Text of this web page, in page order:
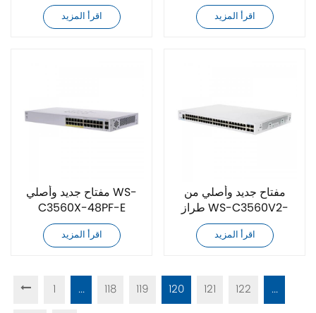
اقرأ المزيد اقرأ المزيد
مفتاح جديد وأصلي WS-
C3560X-48PF-E
اقرأ المزيد
مفتاح جديد وأصلي من
طراز WS-C3560V2-
24TS-S
اقرأ المزيد
1 ... 118 119 120 121 122
...